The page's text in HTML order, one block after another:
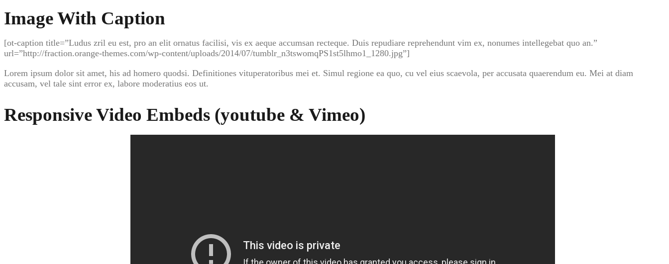
Image With Caption
[ot-caption title=”Ludus zril eu est, pro an elit ornatus facilisi, vis ex aeque accumsan recteque. Duis repudiare reprehendunt vim ex, nonumes intellegebat quo an.”
url=”http://fraction.orange-themes.com/wp-content/uploads/2014/07/tumblr_n3tswomqPS1st5lhmo1_1280.jpg”]
Lorem ipsum dolor sit amet, his ad homero quodsi. Definitiones vituperatoribus mei et. Simul regione ea quo, cu vel eius scaevola, per accusata quaerendum eu. Mei at diam
accusam, vel tale sint error ex, labore moderatius eos ut.
Responsive Video Embeds (youtube & Vimeo)